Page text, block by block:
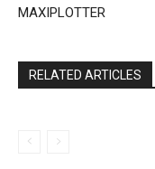
MAXIPLOTTER
RELATED ARTICLES